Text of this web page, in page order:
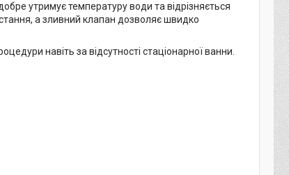
утримує температуру води та відрізняється
а зливний клапан дозволяє швидко
навіть за відсутності стаціонарної ванни.